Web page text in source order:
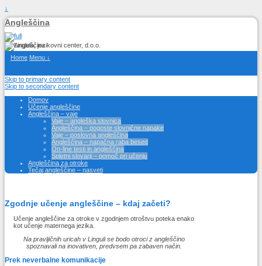
↓
Angleščina
Home Menu ↓
Skip to primary content
Skip to secondary content
Domov
Učenje angleščine
Angleščina – vaje
Vaje – angleška slovnica
Angleščina – pogoste slovnične napake
Vaje – poslovna angleščina
Angleščina – napačna raba besed
On-line testi in angleščina
Spletni slovarji – pomoč pri učenju
Angleščina za otroke
Tečaj angleščine – nasveti
Zgodnje učenje angleščine – kdaj začeti?
Učenje angleščine za otroke v zgodnjem otroštvu poteka enako
kot učenje maternega jezika.
Na pravljičnih uricah v Linguli se bodo otroci z angleščino
spoznavali na inovativen, predvsem pa zabaven način.
Prek neverbalne komunikacije